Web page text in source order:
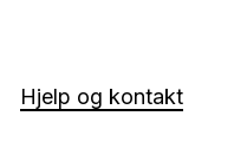
Hjelp og kontakt